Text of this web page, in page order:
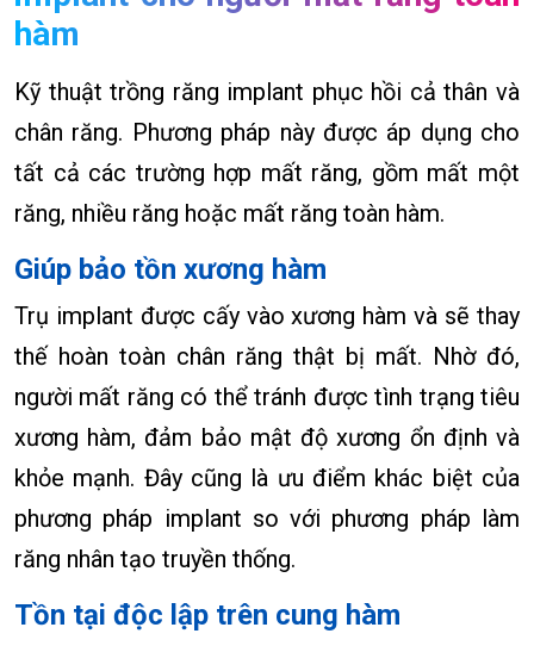
hàm
Kỹ thuật trồng răng implant phục hồi cả thân và
chân răng. Phương pháp này được áp dụng cho
tất cả các trường hợp mất răng, gồm mất một
răng, nhiều răng hoặc mất răng toàn hàm.
Giúp bảo tồn xương hàm
Trụ implant được cấy vào xương hàm và sẽ thay
thế hoàn toàn chân răng thật bị mất. Nhờ đó,
người mất răng có thể tránh được tình trạng tiêu
xương hàm, đảm bảo mật độ xương ổn định và
khỏe mạnh. Đây cũng là ưu điểm khác biệt của
phương pháp implant so với phương pháp làm
răng nhân tạo truyền thống.
Tồn tại độc lập trên cung hàm